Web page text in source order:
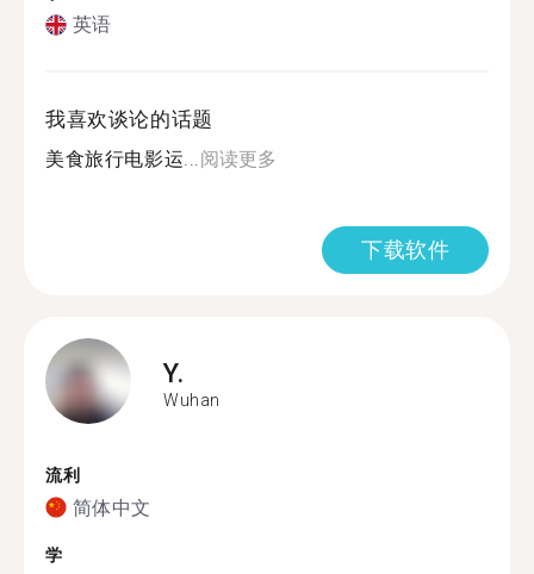
英语
我喜欢谈论的话题
美食旅行电影运...阅读更多
下载软件
Y.
Wuhan
流利
简体中文
学